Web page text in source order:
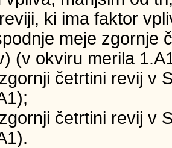
ki ima faktor
meje zgornje
(v okviru merila
četrtini revij v
četrtini revij v